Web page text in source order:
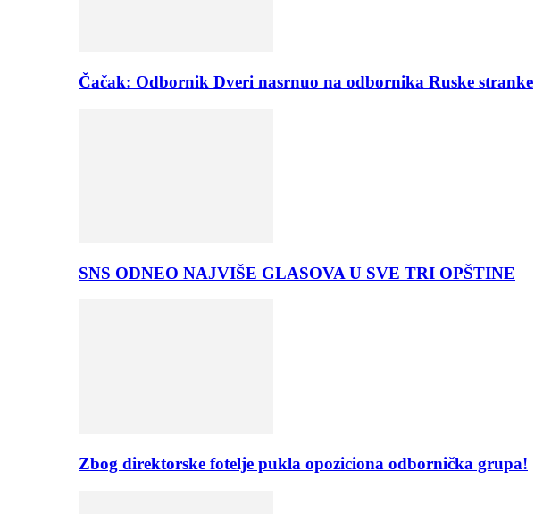
Čačak: Odbornik Dveri nasrnuo na odbornika Ruske stranke
SNS ODNEO NAJVIŠE GLASOVA U SVE TRI OPŠTINE
Zbog direktorske fotelje pukla opoziciona odbornička grupa!